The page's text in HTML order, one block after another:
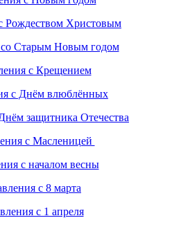
Рождеством Христовым
со Старым Новым годом
с Крещением
с Днём влюблённых
защитника Отечества
с Масленицей
с началом весны
с 8 марта
с 1 апреля